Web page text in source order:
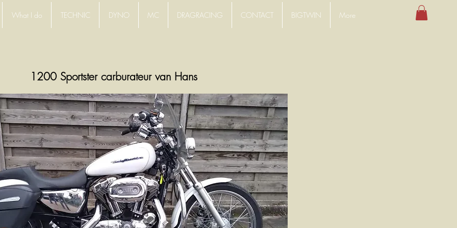
What I do TECHNIC DYNO MC DRAGRACING CONTACT BIGTWIN More
1200 Sportster carburateur van Hans